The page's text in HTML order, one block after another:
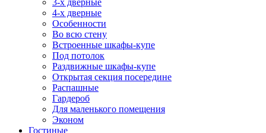
3-х дверные
4-х дверные
Особенности
Во всю стену
Встроенные шкафы-купе
Под потолок
Раздвижные шкафы-купе
Открытая секция посередине
Распашные
Гардероб
Для маленького помещения
Эконом
Гостиные